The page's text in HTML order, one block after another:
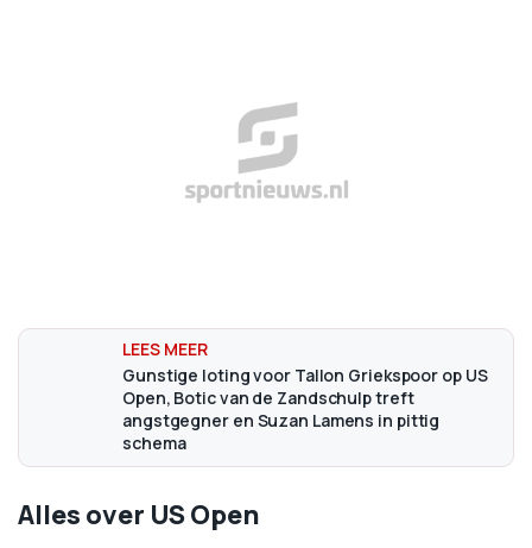
Gunstige loting voor Tallon Griekspoor op US
Open, Botic van de Zandschulp treft
angstgegner en Suzan Lamens in pittig
schema
Alles over US Open